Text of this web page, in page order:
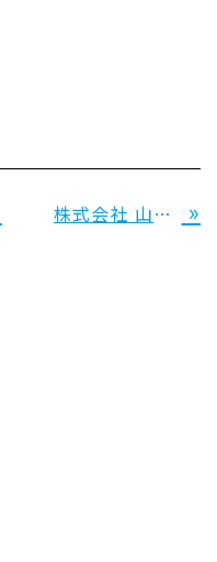
株式会社 山田建材 様 »